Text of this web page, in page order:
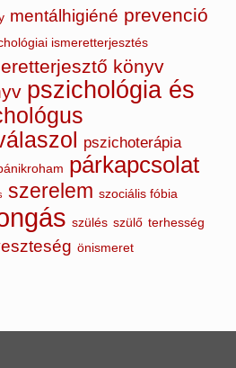
mentálhigiéné prevenció
ismeretterjesztés
könyv
pszichológia és
pszichoterápia
párkapcsolat
szerelem szociális fóbia
szülés szülő terhesség
önismeret